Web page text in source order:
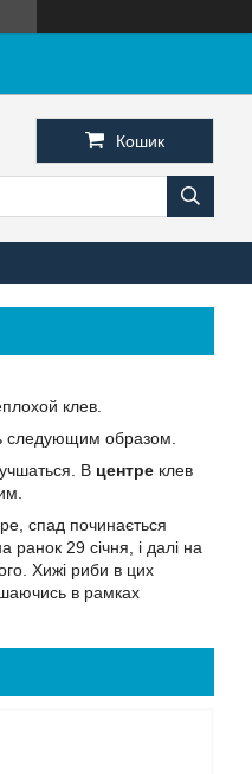
Кошик
клев.
следующим образом.
В центре клев
спад починається
ранок 29 січня, і далі на
Хижі риби в цих
в рамках